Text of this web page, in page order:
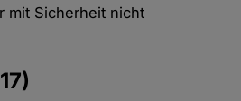
mit Sicherheit nicht